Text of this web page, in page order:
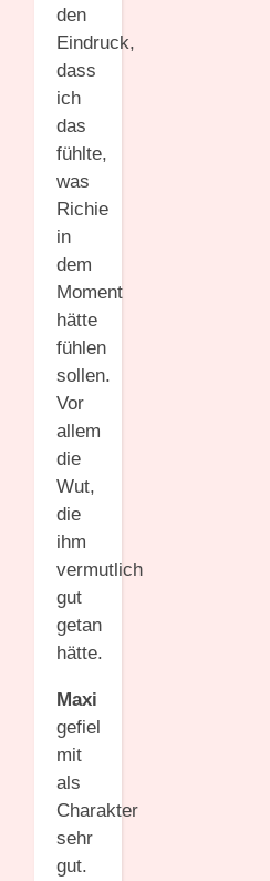
den
Eindruck,
dass
ich
das
fühlte,
was
Richie
in
dem
Moment
hätte
fühlen
sollen.
Vor
allem
die
Wut,
die
ihm
vermutlich
gut
getan
hätte.
Maxi
gefiel
mit
als
Charakter
sehr
gut.